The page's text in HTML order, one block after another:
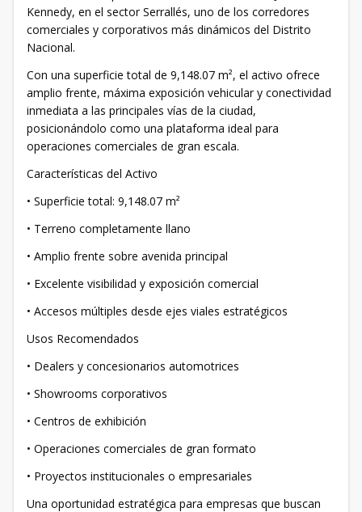
Kennedy, en el sector Serrallés, uno de los corredores
comerciales y corporativos más dinámicos del Distrito
Nacional.
Con una superficie total de 9,148.07 m², el activo ofrece
amplio frente, máxima exposición vehicular y conectividad
inmediata a las principales vías de la ciudad,
posicionándolo como una plataforma ideal para
operaciones comerciales de gran escala.
Características del Activo
• Superficie total: 9,148.07 m²
• Terreno completamente llano
• Amplio frente sobre avenida principal
• Excelente visibilidad y exposición comercial
• Accesos múltiples desde ejes viales estratégicos
Usos Recomendados
• Dealers y concesionarios automotrices
• Showrooms corporativos
• Centros de exhibición
• Operaciones comerciales de gran formato
• Proyectos institucionales o empresariales
Una oportunidad estratégica para empresas que buscan